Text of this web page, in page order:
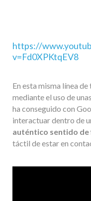
https://
v=Fd0XPKtqEV8
En esta misma línea
mediante el uso de
ha conseguido con
interactuar dentro de
auténtico sentido de
táctil de estar en